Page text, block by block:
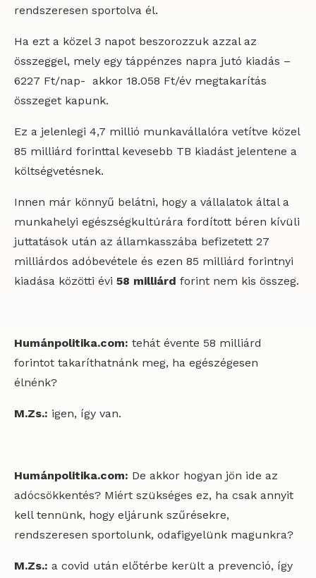
rendszeresen sportolva él.
Ha ezt a közel 3 napot beszorozzuk azzal az
összeggel, mely egy táppénzes napra jutó kiadás –
6227 Ft/nap- akkor 18.058 Ft/év megtakarítás
összeget kapunk.
Ez a jelenlegi 4,7 millió munkavállalóra vetítve közel
85 milliárd forinttal kevesebb TB kiadást jelentene a
költségvetésnek.
Innen már könnyű belátni, hogy a vállalatok által a
munkahelyi egészségkultúrára fordított béren kívüli
juttatások után az államkasszába befizetett 27
milliárdos adóbevétele és ezen 85 milliárd forintnyi
kiadása közötti évi 58 milliárd forint nem kis összeg.
Humánpolitika.com: tehát évente 58 milliárd
forintot takaríthatnánk meg, ha egészégesen
élnénk?
M.Zs.: igen, így van.
Humánpolitika.com: De akkor hogyan jön ide az
adócsökkentés? Miért szükséges ez, ha csak annyit
kell tennünk, hogy eljárunk szűrésekre,
rendszeresen sportolunk, odafigyelünk magunkra?
M.Zs.: a covid után előtérbe került a prevenció, így